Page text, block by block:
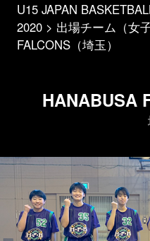
U15 JAPAN
2020
出場チーム（女子
FALCONS（埼玉）
HANABUSA